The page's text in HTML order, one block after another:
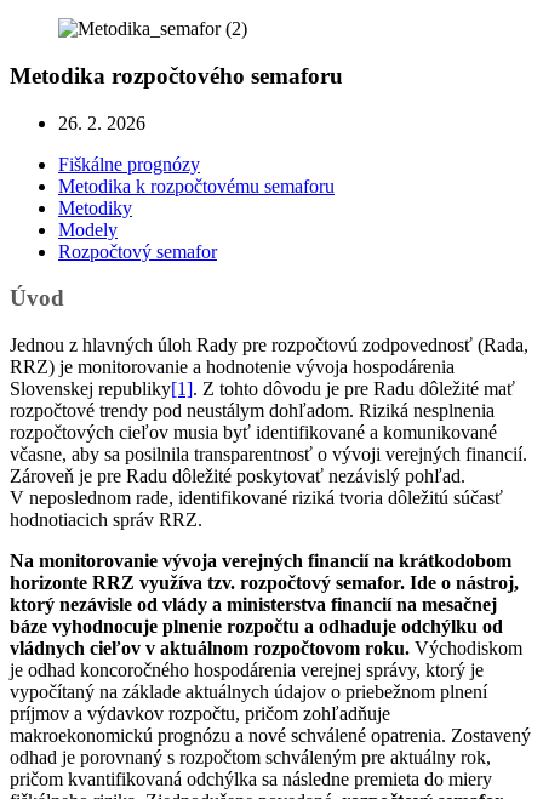
Metodika rozpočtového semaforu
26. 2. 2026
Fiškálne prognózy
Metodika k rozpočtovému semaforu
Metodiky
Modely
Rozpočtový semafor
Úvod
Jednou z hlavných úloh Rady pre rozpočtovú zodpovednosť (Rada,
RRZ) je monitorovanie a hodnotenie vývoja hospodárenia
Slovenskej republiky[1]. Z tohto dôvodu je pre Radu dôležité mať
rozpočtové trendy pod neustálym dohľadom. Riziká nesplnenia
rozpočtových cieľov musia byť identifikované a komunikované
včasne, aby sa posilnila transparentnosť o vývoji verejných financií.
Zároveň je pre Radu dôležité poskytovať nezávislý pohľad.
V neposlednom rade, identifikované riziká tvoria dôležitú súčasť
hodnotiacich správ RRZ.
Na monitorovanie vývoja verejných financií na krátkodobom
horizonte RRZ využíva tzv. rozpočtový semafor. Ide o nástroj,
ktorý nezávisle od vlády a ministerstva financií na mesačnej
báze vyhodnocuje plnenie rozpočtu a odhaduje odchýlku od
vládnych cieľov v aktuálnom rozpočtovom roku. Východiskom
je odhad koncoročného hospodárenia verejnej správy, ktorý je
vypočítaný na základe aktuálnych údajov o priebežnom plnení
príjmov a výdavkov rozpočtu, pričom zohľadňuje
makroekonomickú prognózu a nové schválené opatrenia. Zostavený
odhad je porovnaný s rozpočtom schváleným pre aktuálny rok,
pričom kvantifikovaná odchýlka sa následne premieta do miery